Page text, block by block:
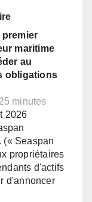
premier
maritime
au
obligations
minutes
2026
(« Seaspan
propriétaires
d'actifs
d'annoncer